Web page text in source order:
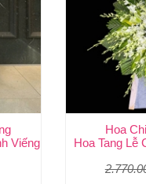
Viếng Trang Nghiêm,
Hoa
Hoa Tang Lễ